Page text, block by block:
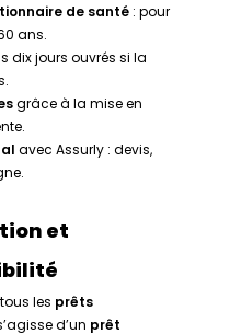
de santé : pour
ans.
dix jours ouvrés si la
grâce à la mise en
avec Assurly : devis,
et
les prêts
d’un prêt